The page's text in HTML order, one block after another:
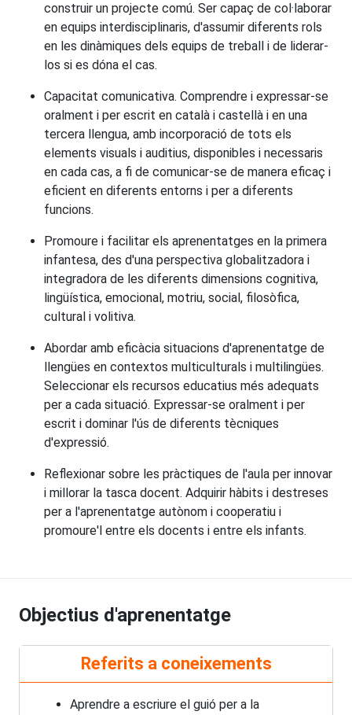
construir un projecte comú. Ser capaç de col·laborar
en equips interdisciplinaris, d'assumir diferents rols
en les dinàmiques dels equips de treball i de liderar-
los si es dóna el cas.
Capacitat comunicativa. Comprendre i expressar-se
oralment i per escrit en català i castellà i en una
tercera llengua, amb incorporació de tots els
elements visuals i auditius, disponibles i necessaris
en cada cas, a fi de comunicar-se de manera eficaç i
eficient en diferents entorns i per a diferents
funcions.
Promoure i facilitar els aprenentatges en la primera
infantesa, des d'una perspectiva globalitzadora i
integradora de les diferents dimensions cognitiva,
lingüística, emocional, motriu, social, filosòfica,
cultural i volitiva.
Abordar amb eficàcia situacions d'aprenentatge de
llengües en contextos multiculturals i multilingües.
Seleccionar els recursos educatius més adequats
per a cada situació. Expressar-se oralment i per
escrit i dominar l'ús de diferents tècniques
d'expressió.
Reflexionar sobre les pràctiques de l'aula per innovar
i millorar la tasca docent. Adquirir hàbits i destreses
per a l'aprenentatge autònom i cooperatiu i
promoure'l entre els docents i entre els infants.
Objectius d'aprenentatge
Referits a coneixements
Aprendre a escriure el guió per a la